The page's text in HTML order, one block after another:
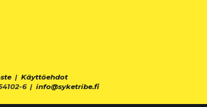
| Käyttöehdot
6 | info@syketribe.fi